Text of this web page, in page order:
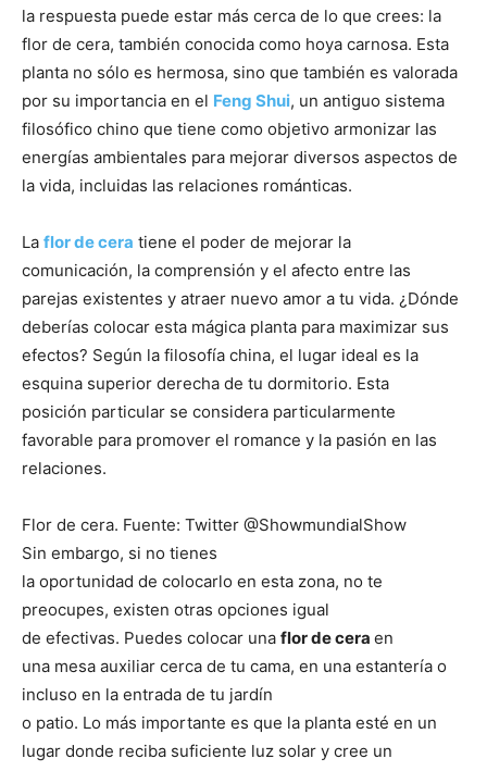
la respuesta puede estar más cerca de lo que crees: la
flor de cera, también conocida como hoya carnosa. Esta
planta no sólo es hermosa, sino que también es valorada
por su importancia en el Feng Shui, un antiguo sistema
filosófico chino que tiene como objetivo armonizar las
energías ambientales para mejorar diversos aspectos de
la vida, incluidas las relaciones románticas.
La flor de cera tiene el poder de mejorar la
comunicación, la comprensión y el afecto entre las
parejas existentes y atraer nuevo amor a tu vida. ¿Dónde
deberías colocar esta mágica planta para maximizar sus
efectos? Según la filosofía china, el lugar ideal es la
esquina superior derecha de tu dormitorio. Esta
posición particular se considera particularmente
favorable para promover el romance y la pasión en las
relaciones.
Flor de cera. Fuente: Twitter @ShowmundialShow
Sin embargo, si no tienes
la oportunidad de colocarlo en esta zona, no te
preocupes, existen otras opciones igual
de efectivas. Puedes colocar una flor de cera en
una mesa auxiliar cerca de tu cama, en una estantería o
incluso en la entrada de tu jardín
o patio. Lo más importante es que la planta esté en un
lugar donde reciba suficiente luz solar y cree un